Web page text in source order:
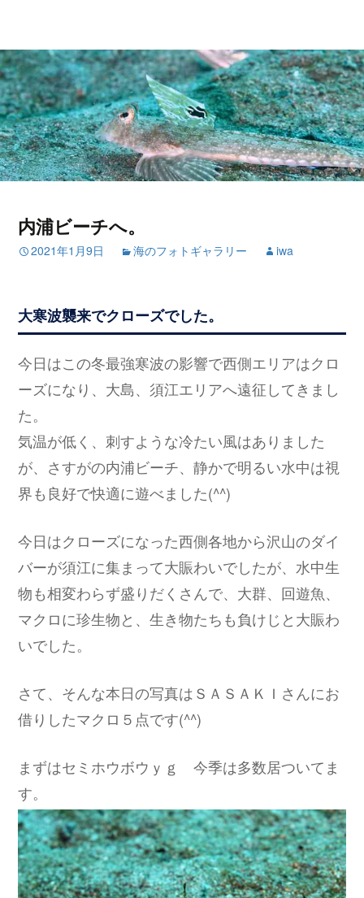
内浦ビーチへ。
2021年1月9日 海のフォトギャラリー iwa
大寒波襲来でクローズでした。
今日はこの冬最強寒波の影響で西側エリアはクロ
ーズになり、大島、須江エリアへ遠征してきまし
た。
気温が低く、刺すような冷たい風はありました
が、さすがの内浦ビーチ、静かで明るい水中は視
界も良好で快適に遊べました(^^)
今日はクローズになった西側各地から沢山のダイ
バーが須江に集まって大賑わいでしたが、水中生
物も相変わらず盛りだくさんで、大群、回遊魚、
マクロに珍生物と、生き物たちも負けじと大賑わ
いでした。
さて、そんな本日の写真はＳＡＳＡＫＩさんにお
借りしたマクロ５点です(^^)
まずはセミホウボウｙｇ 今季は多数居ついてま
す。